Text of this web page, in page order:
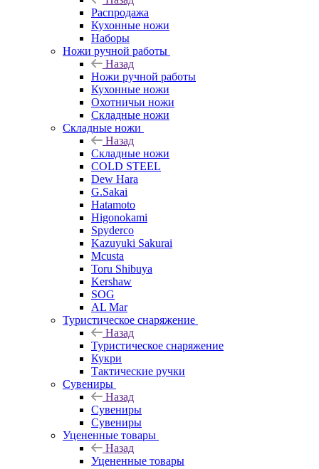
Распродажа
Кухонные ножи
Наборы
Ножи ручной работы
Назад
Ножи ручной работы
Кухонные ножи
Охотничьи ножи
Складные ножи
Складные ножи
Назад
Складные ножи
COLD STEEL
Dew Hara
G.Sakai
Hatamoto
Higonokami
Spyderco
Kazuyuki Sakurai
Mcusta
Toru Shibuya
Kershaw
SOG
AL Mar
Туристическое снаряжение
Назад
Туристическое снаряжение
Кукри
Тактические ручки
Сувениры
Назад
Сувениры
Сувениры
Уцененные товары
Назад
Уцененные товары